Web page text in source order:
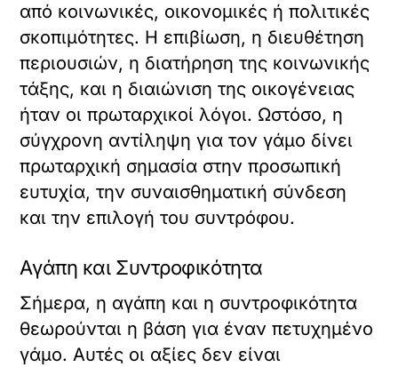
από κοινωνικές, οικονομικές ή πολιτικές
σκοπιμότητες. Η επιβίωση, η διευθέτηση
περιουσιών, η διατήρηση της κοινωνικής
τάξης, και η διαιώνιση της οικογένειας
ήταν οι πρωταρχικοί λόγοι. Ωστόσο, η
σύγχρονη αντίληψη για τον γάμο δίνει
πρωταρχική σημασία στην προσωπική
ευτυχία, την συναισθηματική σύνδεση
και την επιλογή του συντρόφου.
Αγάπη και Συντροφικότητα
Σήμερα, η αγάπη και η συντροφικότητα
θεωρούνται η βάση για έναν πετυχημένο
γάμο. Αυτές οι αξίες δεν είναι